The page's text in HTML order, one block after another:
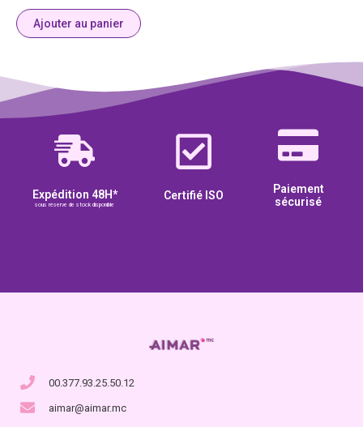
Ajouter au panier
Expédition 48H*
sous réserve de stock disponible
Certifié ISO
Paiement
sécurisé
00.377.93.25.50.12
aimar@aimar.mc